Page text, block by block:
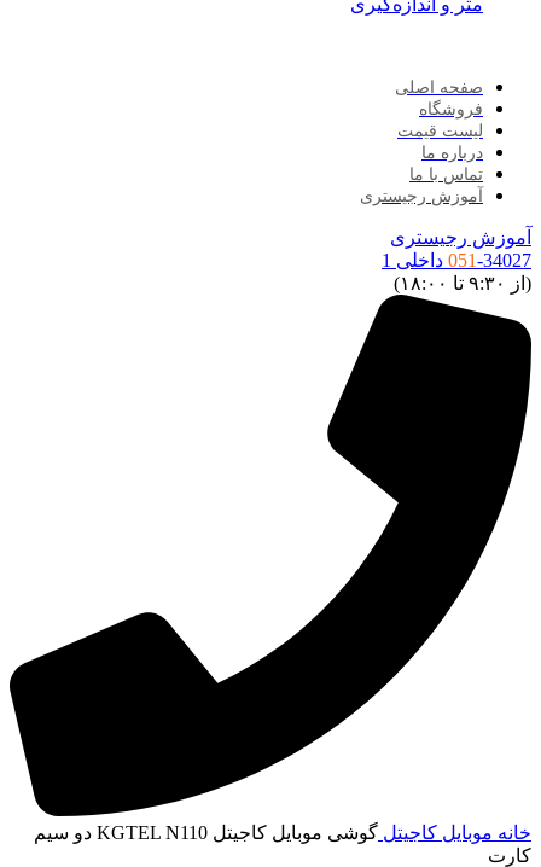
متر و اندازه‌گیری
صفحه اصلی
فروشگاه
لیست قیمت
درباره ما
تماس با ما
آموزش رجیستری
آموزش رجیستری
051-34027 داخلی 1
(از ۹:۳۰ تا ۱۸:۰۰)
خانه موبایل کاجیتل
گوشی موبایل کاجیتل KGTEL N110 دو سیم
کارت